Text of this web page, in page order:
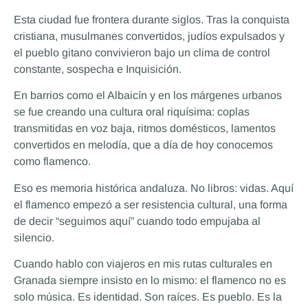
Esta ciudad fue frontera durante siglos. Tras la conquista
cristiana, musulmanes convertidos, judíos expulsados y
el pueblo gitano convivieron bajo un clima de control
constante, sospecha e Inquisición.
En barrios como el Albaicín y en los márgenes urbanos
se fue creando una cultura oral riquísima: coplas
transmitidas en voz baja, ritmos domésticos, lamentos
convertidos en melodía, que a día de hoy conocemos
como flamenco.
Eso es memoria histórica andaluza. No libros: vidas. Aquí
el flamenco empezó a ser resistencia cultural, una forma
de decir “seguimos aquí” cuando todo empujaba al
silencio.
Cuando hablo con viajeros en mis rutas culturales en
Granada siempre insisto en lo mismo: el flamenco no es
solo música. Es identidad. Son raíces. Es pueblo. Es la